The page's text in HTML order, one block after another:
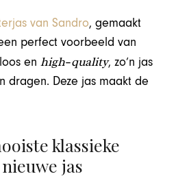
van Sandro, gemaakt
perfect voorbeeld van
enhigh–quality, zo’n jas
dragen. Deze jas maakt de
klassieke
jas